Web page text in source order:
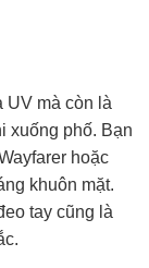
UV mà còn là
xuống phố. Bạn
hoặc
khuôn mặt.
tay cũng là